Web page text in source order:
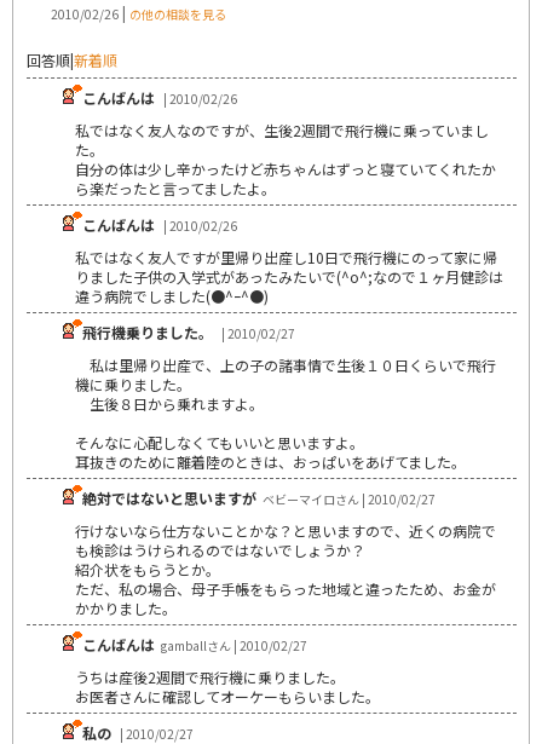
2010/02/26 | の他の相談を見る
回答順|新着順
こんばんは | 2010/02/26
私ではなく友人なのですが、生後2週間で飛行機に乗っていまし
た。
自分の体は少し辛かったけど赤ちゃんはずっと寝ていてくれたか
ら楽だったと言ってましたよ。
こんばんは | 2010/02/26
私ではなく友人ですが里帰り出産し10日で飛行機にのって家に帰
りました子供の入学式があったみたいで(^o^;なので１ヶ月健診は
違う病院でしました(●^ｰ^●)
飛行機乗りました。
| 2010/02/27
私は里帰り出産で、上の子の諸事情で生後１０日くらいで飛行
機に乗りました。
生後８日から乗れますよ。
そんなに心配しなくてもいいと思いますよ。
耳抜きのために離着陸のときは、おっぱいをあげてました。
絶対ではないと思いますが ベビーマイロさん | 2010/02/27
行けないなら仕方ないことかな？と思いますので、近くの病院で
も検診はうけられるのではないでしょうか？
紹介状をもらうとか。
ただ、私の場合、母子手帳をもらった地域と違ったため、お金が
かかりました。
こんばんは gamballさん | 2010/02/27
うちは産後2週間で飛行機に乗りました。
お医者さんに確認してオーケーもらいました。
私の | 2010/02/27